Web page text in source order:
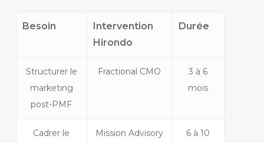
Besoin
Intervention
Hirondo
Durée
Structurer le
marketing
post-PMF
Fractional CMO
3 à 6
mois
Cadrer le
Mission Advisory
6 à 10